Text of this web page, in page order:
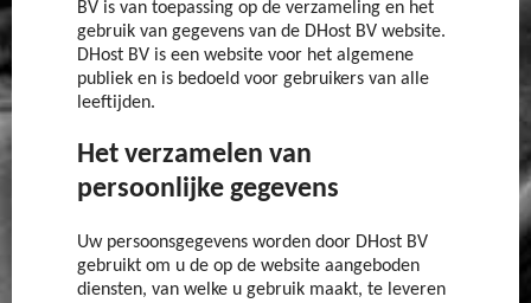
BV is van toepassing op de verzameling en het
gebruik van gegevens van de DHost BV website.
DHost BV is een website voor het algemene
publiek en is bedoeld voor gebruikers van alle
leeftijden.
Het verzamelen van
persoonlijke gegevens
Uw persoonsgegevens worden door DHost BV
gebruikt om u de op de website aangeboden
diensten, van welke u gebruik maakt, te leveren